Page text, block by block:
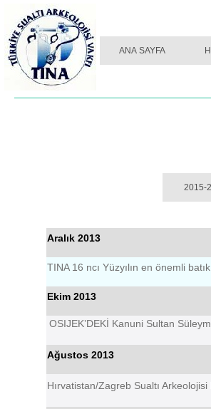
2015-2018
ANA SAYFA
2015-
Aralık 2013
TINA 16 ncı Yüzyılın en önemli
Ekim 2013
OSIJEK’DEKİ Kanuni Sultan
Ağustos 2013
Hırvatistan/Zagreb Sualtı